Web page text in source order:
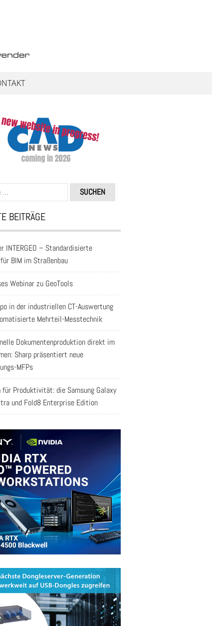
BEITRÄGE
INTERGEO – Standardisierte
BIM im Straßenbau
Webinar zu GeoTools
in der industriellen CT-Auswertung
Mehrteil-Messtechnik
Dokumentenproduktion direkt im
Sharp präsentiert neue
MFPs
für Produktivität: die Samsung Galaxy
und Fold8 Enterprise Edition